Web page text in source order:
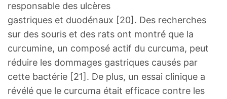
responsable des ulcères
gastriques et duodénaux [20]. Des recherches
sur des souris et des rats ont montré que la
curcumine, un composé actif du curcuma, peut
réduire les dommages gastriques causés par
cette bactérie [21]. De plus, un essai clinique a
révélé que le curcuma était efficace contre les